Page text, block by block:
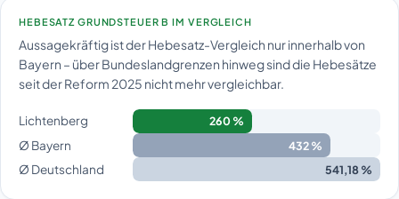
HEBESATZ GRUNDSTEUER B IM VERGLEICH
Aussagekräftig ist der Hebesatz-Vergleich nur innerhalb von
Bayern – über Bundeslandgrenzen hinweg sind die Hebesätze
seit der Reform 2025 nicht mehr vergleichbar.
Lichtenberg 260 %
Ø Bayern 432 %
Ø Deutschland 541,18 %